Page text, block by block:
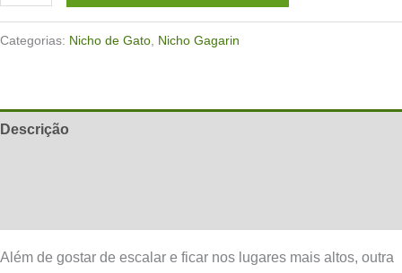
parede
Gagarin
Categorias: Nicho de Gato, Nicho Gagarin
Descrição
Além de gostar de escalar e ficar nos lugares mais altos, outra